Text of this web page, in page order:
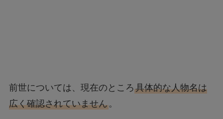
前世については、現在のところ具体的な人物名は
広く確認されていません。